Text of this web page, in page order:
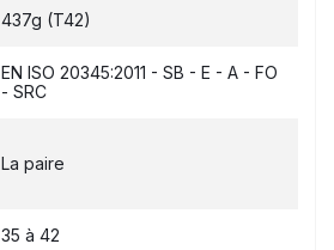
437g (T42)
EN ISO 20345:2011 - SB - E - A - FO
- SRC
La paire
35 à 42